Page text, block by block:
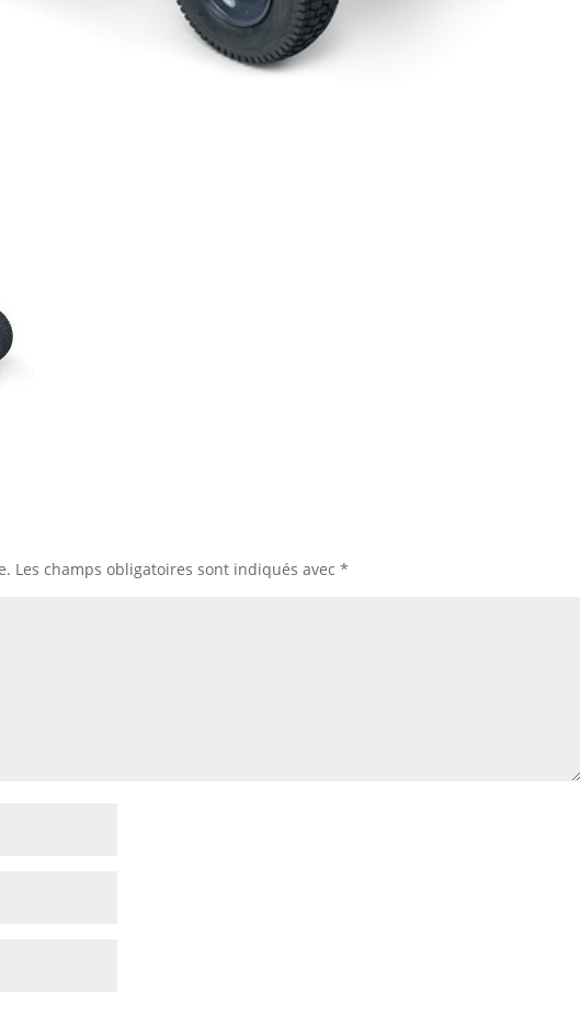
Les champs obligatoires sont indiqués avec*